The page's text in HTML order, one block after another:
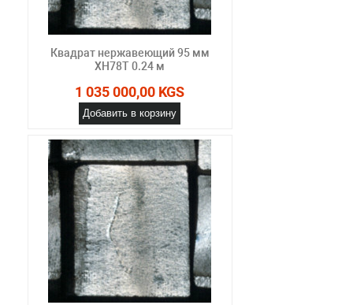
Квадрат нержавеющий 95 мм
ХН78Т 0.24 м
1 035 000,00 KGS
Добавить в корзину